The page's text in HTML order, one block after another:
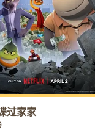
过家家